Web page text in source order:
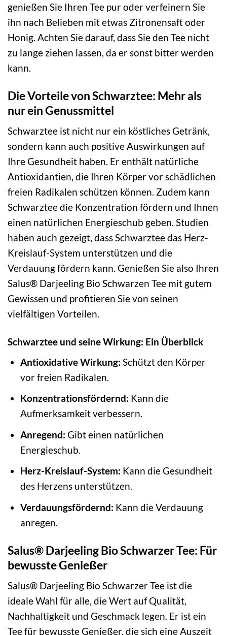
genießen Sie Ihren Tee pur oder verfeinern Sie
ihn nach Belieben mit etwas Zitronensaft oder
Honig. Achten Sie darauf, dass Sie den Tee nicht
zu lange ziehen lassen, da er sonst bitter werden
kann.
Die Vorteile von Schwarztee: Mehr als
nur ein Genussmittel
Schwarztee ist nicht nur ein köstliches Getränk,
sondern kann auch positive Auswirkungen auf
Ihre Gesundheit haben. Er enthält natürliche
Antioxidantien, die Ihren Körper vor schädlichen
freien Radikalen schützen können. Zudem kann
Schwarztee die Konzentration fördern und Ihnen
einen natürlichen Energieschub geben. Studien
haben auch gezeigt, dass Schwarztee das Herz-
Kreislauf-System unterstützen und die
Verdauung fördern kann. Genießen Sie also Ihren
Salus® Darjeeling Bio Schwarzen Tee mit gutem
Gewissen und profitieren Sie von seinen
vielfältigen Vorteilen.
Schwarztee und seine Wirkung: Ein Überblick
Antioxidative Wirkung: Schützt den Körper
vor freien Radikalen.
Konzentrationsfördernd: Kann die
Aufmerksamkeit verbessern.
Anregend: Gibt einen natürlichen
Energieschub.
Herz-Kreislauf-System: Kann die Gesundheit
des Herzens unterstützen.
Verdauungsfördernd: Kann die Verdauung
anregen.
Salus® Darjeeling Bio Schwarzer Tee: Für
bewusste Genießer
Salus® Darjeeling Bio Schwarzer Tee ist die
ideale Wahl für alle, die Wert auf Qualität,
Nachhaltigkeit und Geschmack legen. Er ist ein
Tee für bewusste Genießer, die sich eine Auszeit